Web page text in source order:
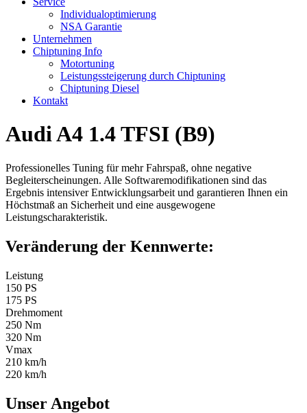
Individualoptimierung
NSA Garantie
Unternehmen
Chiptuning Info
Motortuning
Leistungssteigerung durch Chiptuning
Chiptuning Diesel
Kontakt
Audi A4 1.4 TFSI (B9)
Professionelles Tuning für mehr Fahrspaß, ohne negative
Begleiterscheinungen. Alle Softwaremodifikationen sind das
Ergebnis intensiver Entwicklungsarbeit und garantieren Ihnen ein
Höchstmaß an Sicherheit und eine ausgewogene
Leistungscharakteristik.
Veränderung der Kennwerte:
Leistung
150 PS
175 PS
Drehmoment
250 Nm
320 Nm
Vmax
210 km/h
220 km/h
Unser Angebot